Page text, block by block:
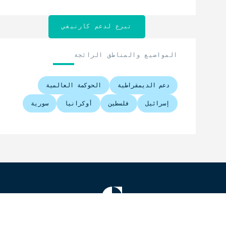
تبرع لدعم كارنيغي
المواضيع والمناطق الرائجة
دعم الديمقراطية الحوكمة العالمية
إسرائيل فلسطين أوكرانيا سورية